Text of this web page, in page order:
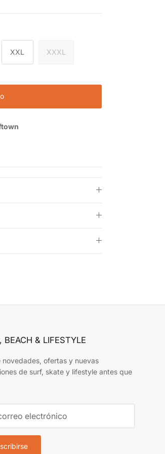
XXL XXXL
BEACH & LIFESTYLE
novedades, ofertas y nuevas
de surf, skate y lifestyle antes que